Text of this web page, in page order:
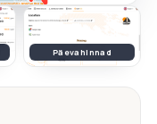
Päevahinnad